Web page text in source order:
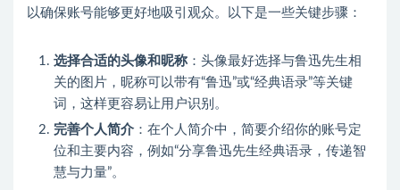
以确保账号能够更好地吸引观众。以下是一些关键步骤：
选择合适的头像和昵称：头像最好选择与鲁迅先生相
关的图片，昵称可以带有“鲁迅”或“经典语录”等关键
词，这样更容易让用户识别。
完善个人简介 ：在个人简介中，简要介绍你的账号定
位和主要内容，例如“分享鲁迅先生经典语录，传递智
慧与力量”。